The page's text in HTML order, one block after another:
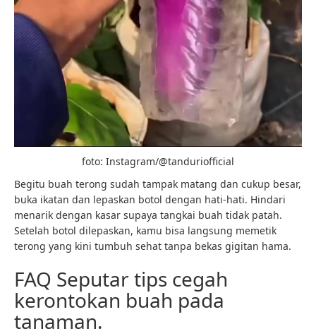
foto: Instagram/@tanduriofficial
Begitu buah terong sudah tampak matang dan cukup besar,
buka ikatan dan lepaskan botol dengan hati-hati. Hindari
menarik dengan kasar supaya tangkai buah tidak patah.
Setelah botol dilepaskan, kamu bisa langsung memetik
terong yang kini tumbuh sehat tanpa bekas gigitan hama.
FAQ Seputar tips cegah
kerontokan buah pada
tanaman.